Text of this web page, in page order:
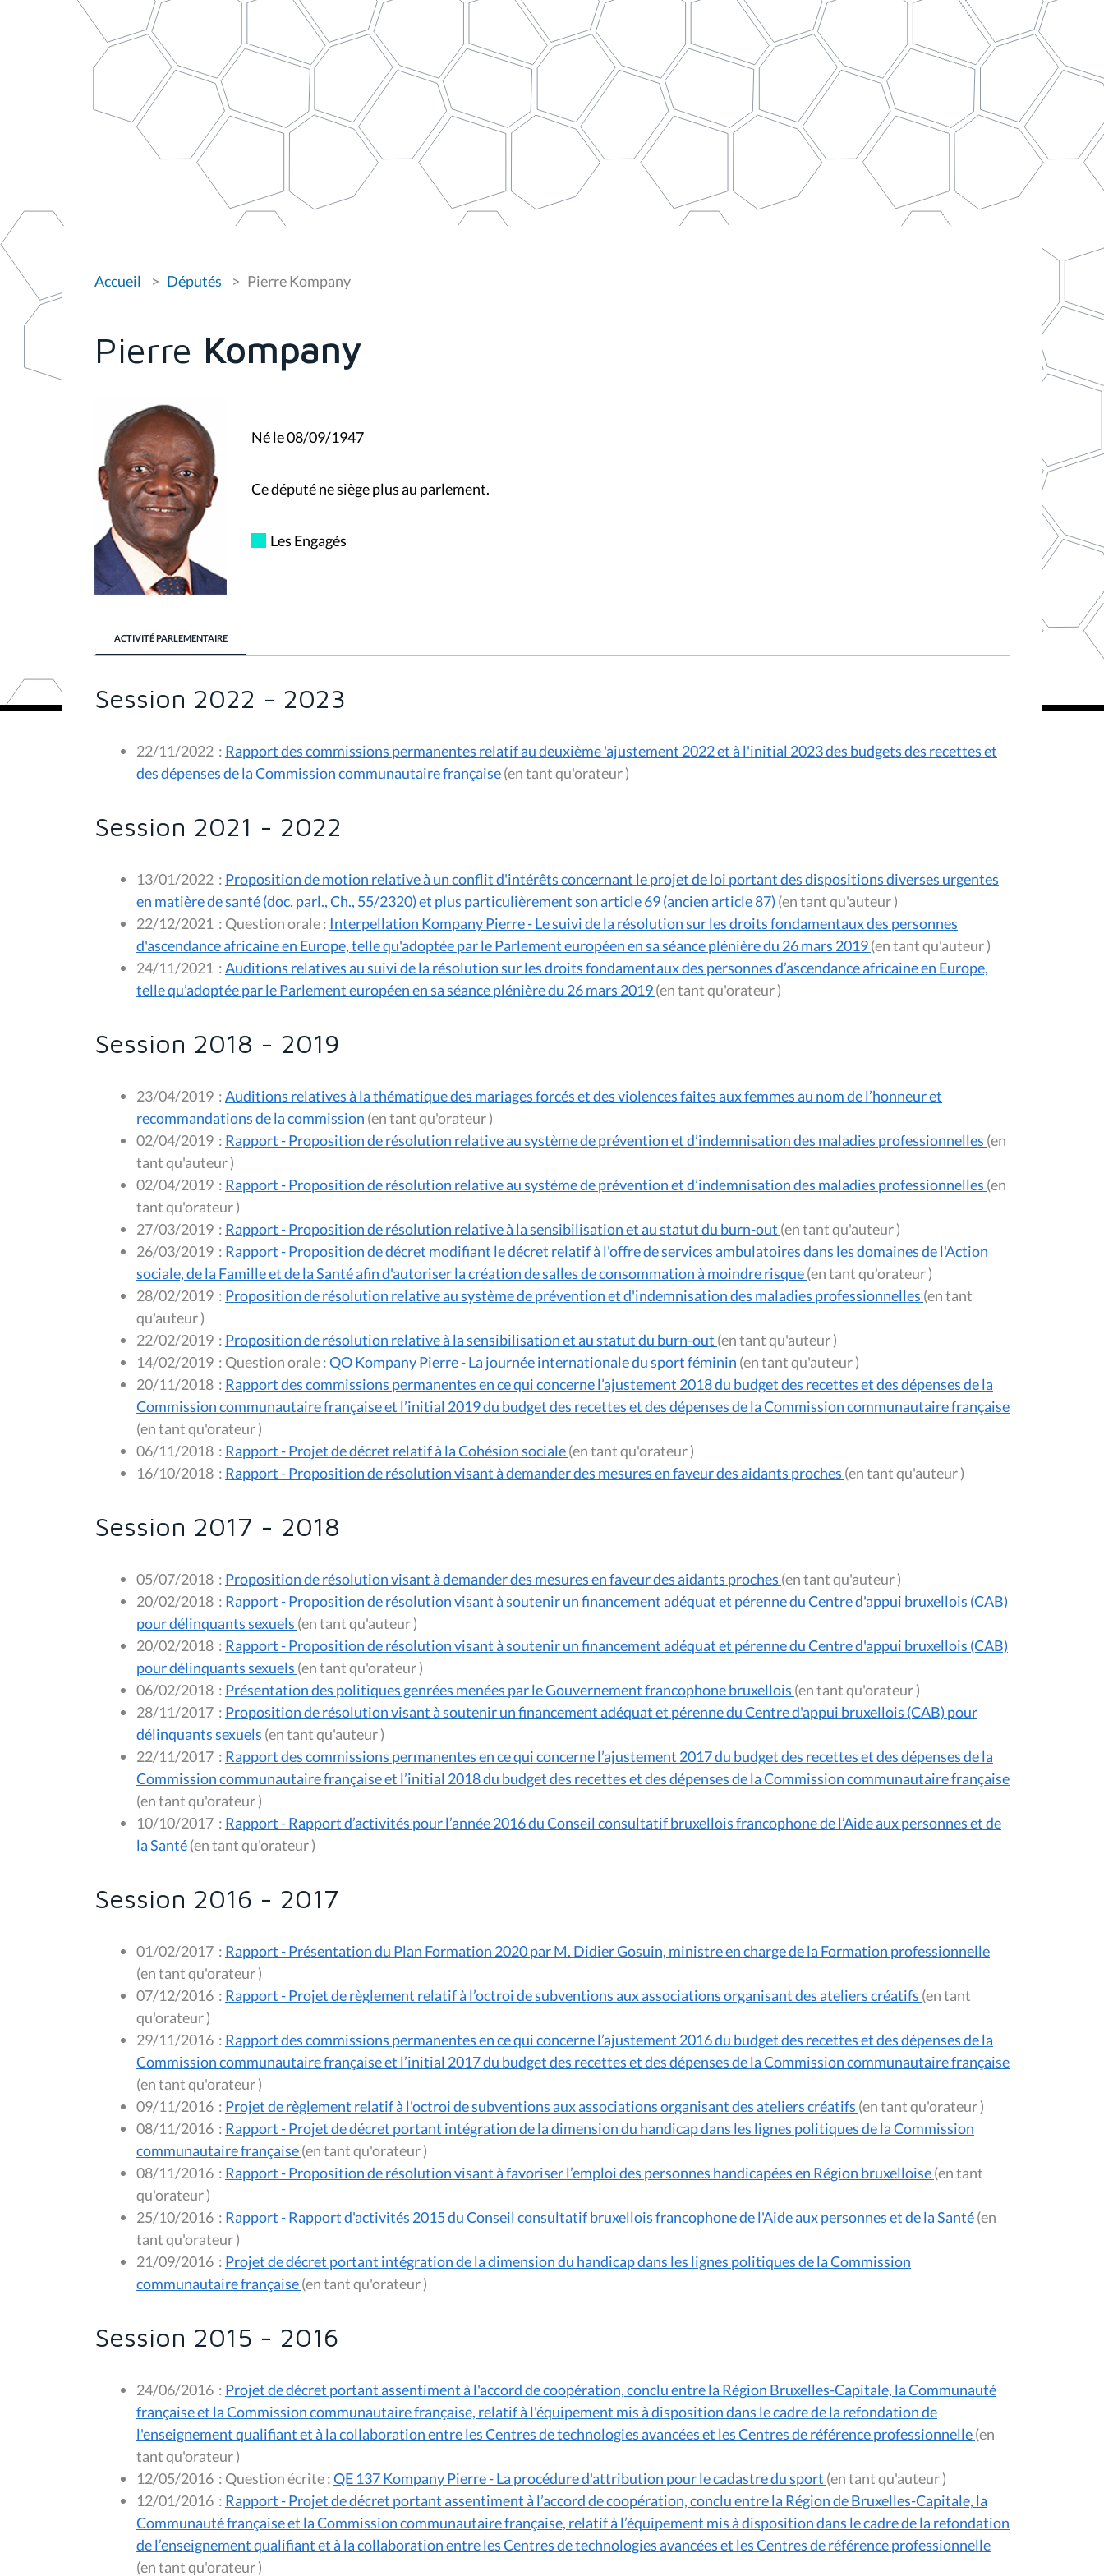
o
t
s
Accueil Députés Pierre Kompany
Pierre Kompany
Né le 08/09/1947
Ce député ne siège plus au parlement.
Les Engagés
ACTIVITÉ PARLEMENTAIRE
Session 2022 - 2023
22/11/2022 : Rapport des commissions permanentes relatif au deuxième 'ajustement 2022 et à l'initial 2023 des budgets des recettes et
des dépenses de la Commission communautaire française
(en tant qu'orateur )
Session 2021 - 2022
13/01/2022 : Proposition de motion relative à un conflit d'intérêts concernant le projet de loi portant des dispositions diverses urgentes
en matière de santé (doc. parl., Ch., 55/2320) et plus particulièrement son article 69 (ancien article 87)
(en tant qu'auteur )
22/12/2021 : Question orale : Interpellation Kompany Pierre - Le suivi de la résolution sur les droits fondamentaux des personnes
d'ascendance africaine en Europe, telle qu'adoptée par le Parlement européen en sa séance plénière du 26 mars 2019
(en tant qu'auteur )
24/11/2021 :Auditions relatives au suivi de la résolution sur les droits fondamentaux des personnes d’ascendance africaine en Europe,
telle qu’adoptée par le Parlement européen en sa séance plénière du 26 mars 2019
(en tant qu'orateur )
Session 2018 - 2019
23/04/2019 :Auditions relatives à la thématique des mariages forcés et des violences faites aux femmes au nom de l’honneur et
recommandations de la commission
(en tant qu'orateur )
02/04/2019 : Rapport - Proposition de résolution relative au système de prévention et d’indemnisation des maladies professionnelles (en
tant qu'auteur )
02/04/2019 : Rapport - Proposition de résolution relative au système de prévention et d’indemnisation des maladies professionnelles (en
tant qu'orateur )
27/03/2019 : Rapport - Proposition de résolution relative à la sensibilisation et au statut du burn-out
(en tant qu'auteur )
26/03/2019 : Rapport - Proposition de décret modifiant le décret relatif à l'offre de services ambulatoires dans les domaines de l'Action
sociale, de la Famille et de la Santé afin d'autoriser la création de salles de consommation à moindre risque
(en tant qu'orateur )
28/02/2019 : Proposition de résolution relative au système de prévention et d'indemnisation des maladies professionnelles (en tant
qu'auteur )
22/02/2019 : Proposition de résolution relative à la sensibilisation et au statut du burn-out
(en tant qu'auteur )
14/02/2019 : Question orale :QO Kompany Pierre - La journée internationale du sport féminin
(en tant qu'auteur )
20/11/2018 : Rapport des commissions permanentes en ce qui concerne l’ajustement 2018 du budget des recettes et des dépenses de la
Commission communautaire française et l’initial 2019 du budget des recettes et des dépenses de la Commission communautaire française
(en tant qu'orateur )
06/11/2018 : Rapport - Projet de décret relatif à la Cohésion sociale
(en tant qu'orateur )
16/10/2018 : Rapport - Proposition de résolution visant à demander des mesures en faveur des aidants proches (en tant qu'auteur )
Session 2017 - 2018
05/07/2018 : Proposition de résolution visant à demander des mesures en faveur des aidants proches
(en tant qu'auteur )
20/02/2018 : Rapport - Proposition de résolution visant à soutenir un financement adéquat et pérenne du Centre d'appui bruxellois (CAB)
pour délinquants sexuels
(en tant qu'auteur )
20/02/2018 : Rapport - Proposition de résolution visant à soutenir un financement adéquat et pérenne du Centre d'appui bruxellois (CAB)
pour délinquants sexuels
(en tant qu'orateur )
06/02/2018 : Présentation des politiques genrées menées par le Gouvernement francophone bruxellois
(en tant qu'orateur )
28/11/2017 : Proposition de résolution visant à soutenir un financement adéquat et pérenne du Centre d'appui bruxellois (CAB) pour
délinquants sexuels
(en tant qu'auteur )
22/11/2017 : Rapport des commissions permanentes en ce qui concerne l’ajustement 2017 du budget des recettes et des dépenses de la
Commission communautaire française et l’initial 2018 du budget des recettes et des dépenses de la Commission communautaire française
(en tant qu'orateur )
10/10/2017 : Rapport - Rapport d’activités pour l’année 2016 du Conseil consultatif bruxellois francophone de l’Aide aux personnes et de
la Santé
(en tant qu'orateur )
Session 2016 - 2017
01/02/2017 : Rapport - Présentation du Plan Formation 2020 par M. Didier Gosuin, ministre en charge de la Formation professionnelle
(en tant qu'orateur )
07/12/2016 : Rapport - Projet de règlement relatif à l’octroi de subventions aux associations organisant des ateliers créatifs (en tant
qu'orateur )
29/11/2016 : Rapport des commissions permanentes en ce qui concerne l’ajustement 2016 du budget des recettes et des dépenses de la
Commission communautaire française et l’initial 2017 du budget des recettes et des dépenses de la Commission communautaire française
(en tant qu'orateur )
09/11/2016 : Projet de règlement relatif à l'octroi de subventions aux associations organisant des ateliers créatifs
(en tant qu'orateur )
08/11/2016 : Rapport - Projet de décret portant intégration de la dimension du handicap dans les lignes politiques de la Commission
communautaire française
(en tant qu'orateur )
08/11/2016 : Rapport - Proposition de résolution visant à favoriser l’emploi des personnes handicapées en Région bruxelloise(en tant
qu'orateur )
25/10/2016 : Rapport - Rapport d'activités 2015 du Conseil consultatif bruxellois francophone de l'Aide aux personnes et de la Santé(en
tant qu'orateur )
21/09/2016 : Projet de décret portant intégration de la dimension du handicap dans les lignes politiques de la Commission
communautaire française
(en tant qu'orateur )
Session 2015 - 2016
24/06/2016 : Projet de décret portant assentiment à l'accord de coopération, conclu entre la Région Bruxelles-Capitale, la Communauté
française et la Commission communautaire française, relatif à l'équipement mis à disposition dans le cadre de la refondation de
l'enseignement qualifiant et à la collaboration entre les Centres de technologies avancées et les Centres de référence professionnelle(en
tant qu'orateur )
12/05/2016 : Question écrite :QE 137 Kompany Pierre - La procédure d'attribution pour le cadastre du sport
(en tant qu'auteur )
12/01/2016 : Rapport - Projet de décret portant assentiment à l’accord de coopération, conclu entre la Région de Bruxelles-Capitale, la
Communauté française et la Commission communautaire française, relatif à l’équipement mis à disposition dans le cadre de la refondation
de l’enseignement qualifiant et à la collaboration entre les Centres de technologies avancées et les Centres de référence professionnelle
(en tant qu'orateur )